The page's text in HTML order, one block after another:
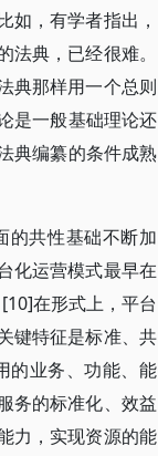
如，有学者指出，
典，已经很难。
典那样用一个总则
是一般基础理论还
典编纂的条件成熟
的共性基础不断加
化运营模式最早在
在形式上，平台
键特征是标准、共
的业务、功能、能
务的标准化、效益
力，实现资源的能